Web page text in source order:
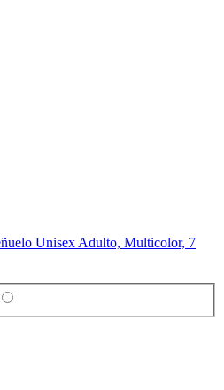
Unisex Adulto, Multicolor, 7